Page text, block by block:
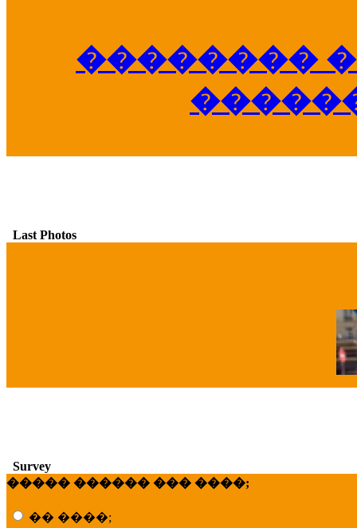
��������
Last Photos
Survey
����� ������ ��� ����;
�� ����;